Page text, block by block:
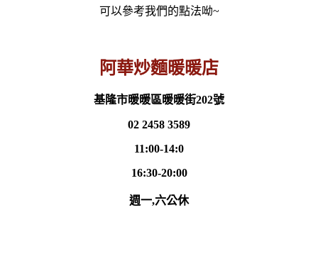
可以參考我們的點法呦~
阿華炒麵暖暖店
基隆市暖暖區暖暖街202號
02 2458 3589
11:00-14:0
16:30-20:00
週一,六公休